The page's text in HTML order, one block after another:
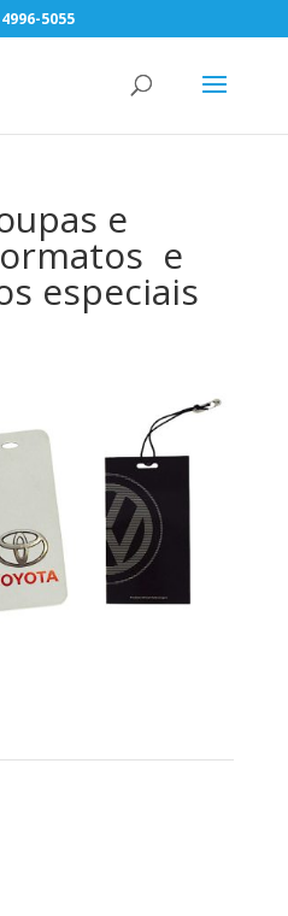
5055
e
e
especiais